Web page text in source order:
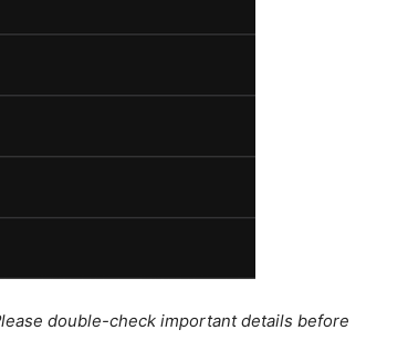
double-check important details before